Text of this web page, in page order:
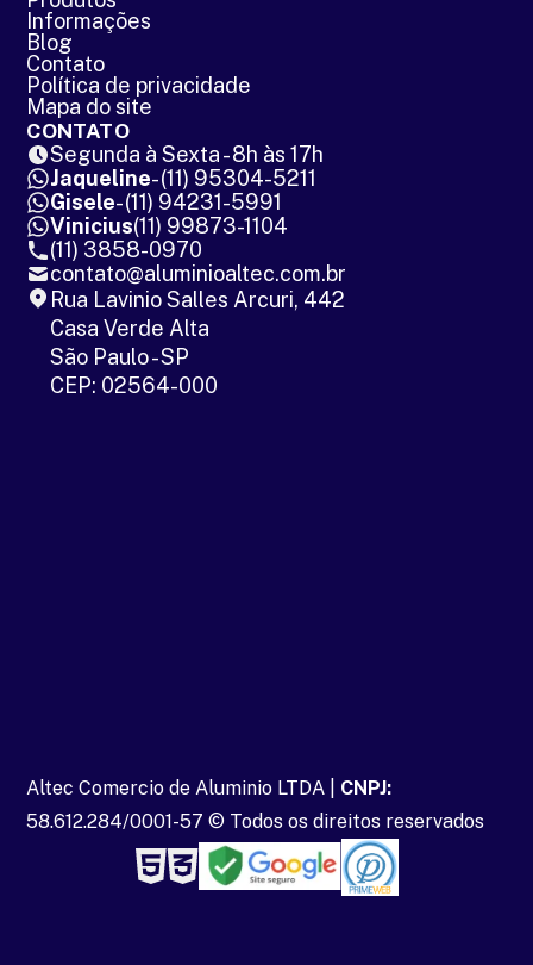
Informações
Blog
Contato
Política de privacidade
Mapa do site
CONTATO
Segunda à Sexta - 8h às 17h
Jaqueline- (11) 95304-5211
Gisele- (11) 94231-5991
Vinicius(11) 99873-1104
(11) 3858-0970
contato@aluminioaltec.com.br
Rua Lavinio Salles Arcuri, 442
Casa Verde Alta
São Paulo - SP
CEP: 02564-000
Altec Comercio de Aluminio LTDA | CNPJ:
58.612.284/0001-57 © Todos os direitos reservados